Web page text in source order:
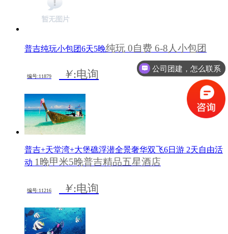
普吉纯玩小包团6天5晚纯玩 0自费 6-8人小包团
编号:11879 ￥:电询
普吉+天堂湾+大堡礁浮潜全景奢华双飞6日游 2天自由活
动 1晚甲米5晚普吉精品五星酒店
编号:11216 ￥:电询
公司团建，怎么联系